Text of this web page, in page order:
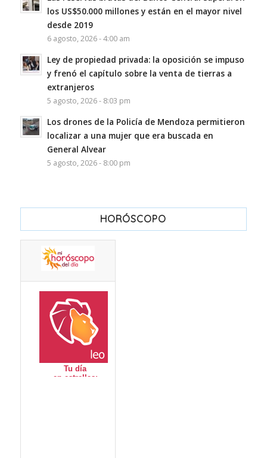
los US$50.000 millones y están en el mayor nivel
desde 2019
6 agosto, 2026 - 4:00 am
Ley de propiedad privada: la oposición se impuso
y frenó el capítulo sobre la venta de tierras a
extranjeros
5 agosto, 2026 - 8:03 pm
Los drones de la Policía de Mendoza permitieron
localizar a una mujer que era buscada en
General Alvear
5 agosto, 2026 - 8:00 pm
HORÓSCOPO